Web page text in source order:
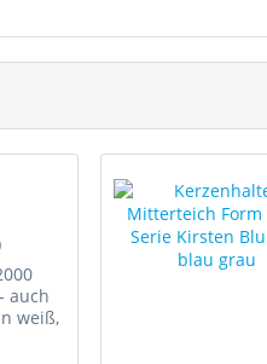
auch
weiß,